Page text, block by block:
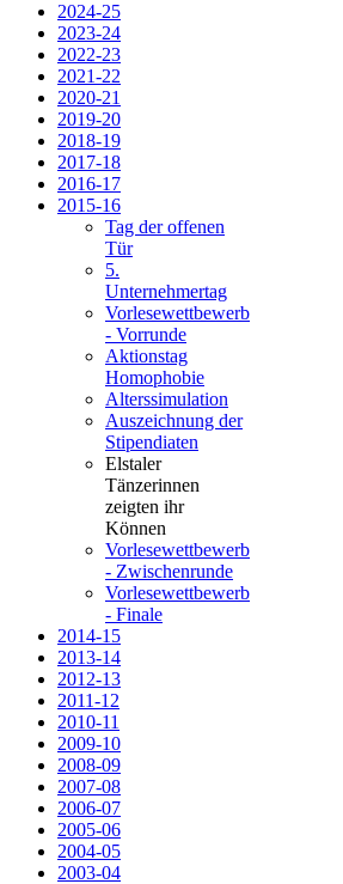
2024-25
2023-24
2022-23
2021-22
2020-21
2019-20
2018-19
2017-18
2016-17
2015-16
Tag der offenen
Tür
5.
Unternehmertag
Vorlesewettbewerb
- Vorrunde
Aktionstag
Homophobie
Alterssimulation
Auszeichnung der
Stipendiaten
Elstaler
Tänzerinnen
zeigten ihr
Können
Vorlesewettbewerb
- Zwischenrunde
Vorlesewettbewerb
- Finale
2014-15
2013-14
2012-13
2011-12
2010-11
2009-10
2008-09
2007-08
2006-07
2005-06
2004-05
2003-04